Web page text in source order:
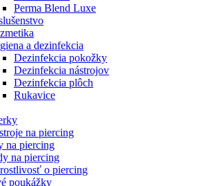
Perma Blend Luxe
a dezinfekcia
Dezinfekcia pokožky
Dezinfekcia nástrojov
Dezinfekcia plôch
Rukavice
na piercing
na piercing
na piercing
o piercing
poukážky